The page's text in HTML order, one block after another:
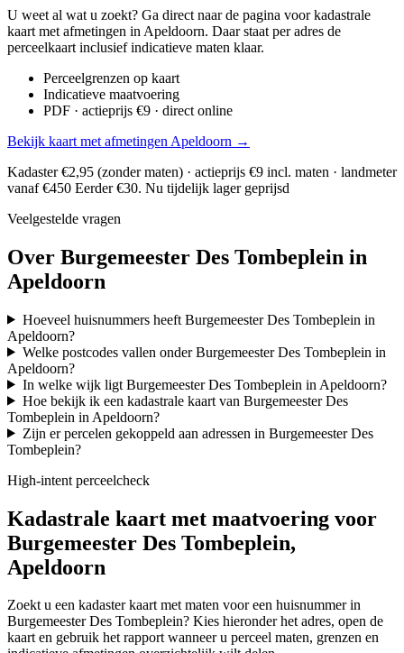
U weet al wat u zoekt? Ga direct naar de pagina voor kadastrale
kaart met afmetingen in Apeldoorn. Daar staat per adres de
perceelkaart inclusief indicatieve maten klaar.
Perceelgrenzen op kaart
Indicatieve maatvoering
PDF · actieprijs €9 · direct online
Bekijk kaart met afmetingen Apeldoorn →
Kadaster €2,95 (zonder maten) · actieprijs €9 incl. maten · landmeter
vanaf €450 Eerder €30. Nu tijdelijk lager geprijsd
Veelgestelde vragen
Over Burgemeester Des Tombeplein in
Apeldoorn
Hoeveel huisnummers heeft Burgemeester Des Tombeplein in
Apeldoorn?
Welke postcodes vallen onder Burgemeester Des Tombeplein in
Apeldoorn?
In welke wijk ligt Burgemeester Des Tombeplein in Apeldoorn?
Hoe bekijk ik een kadastrale kaart van Burgemeester Des
Tombeplein in Apeldoorn?
Zijn er percelen gekoppeld aan adressen in Burgemeester Des
Tombeplein?
High-intent perceelcheck
Kadastrale kaart met maatvoering voor
Burgemeester Des Tombeplein,
Apeldoorn
Zoekt u een kadaster kaart met maten voor een huisnummer in
Burgemeester Des Tombeplein? Kies hieronder het adres, open de
kaart en gebruik het rapport wanneer u perceel maten, grenzen en